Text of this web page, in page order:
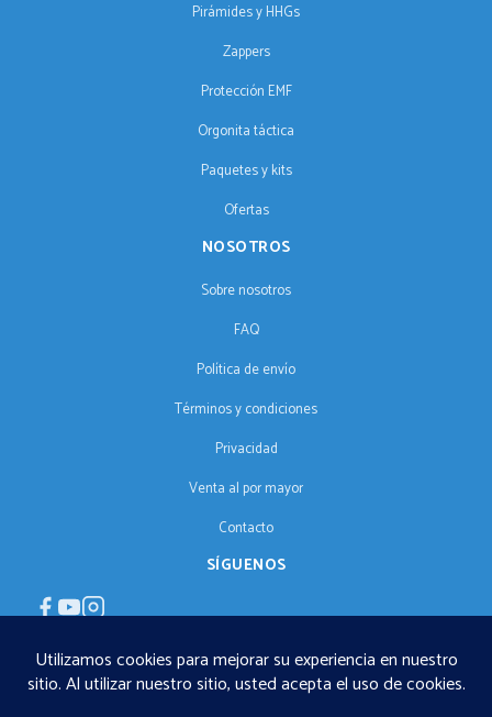
Pirámides y HHGs
Zappers
Protección EMF
Orgonita táctica
Paquetes y kits
Ofertas
NOSOTROS
Sobre nosotros
FAQ
Política de envío
Términos y condiciones
Privacidad
Venta al por mayor
Contacto
SÍGUENOS